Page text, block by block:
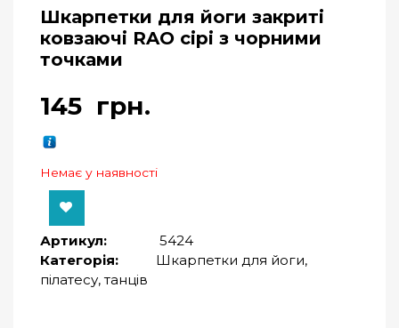
Шкарпетки для йоги закриті
ковзаючі RAO сірі з чорними
точками
145 грн.
Немає у наявності
Артикул:
5424
Категорія:
Шкарпетки для йоги,
пілатесу, танців